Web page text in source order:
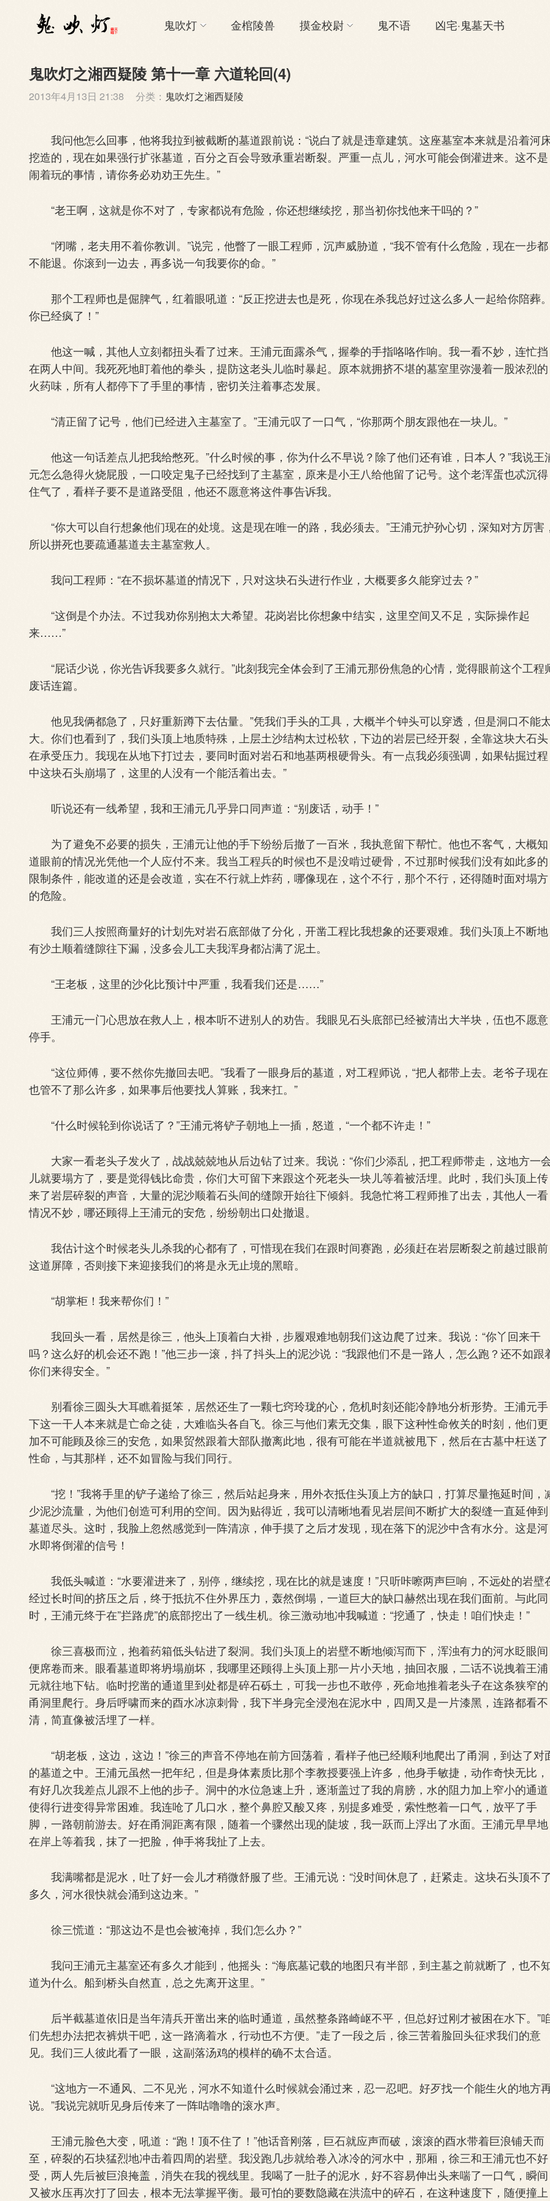
鬼吹灯 金棺陵兽 摸金校尉 鬼不语 凶宅·鬼墓天书
鬼吹灯之湘西疑陵 第十一章 六道轮回(4)
2013年4月13日 21:38 分类： 鬼吹灯之湘西疑陵
我问他怎么回事，他将我拉到被截断的墓道跟前说：“说白了就是违章建筑。这座墓室本来就是沿着河
挖造的，现在如果强行扩张墓道，百分之百会导致承重岩断裂。严重一点儿，河水可能会倒灌进来。这不是
闹着玩的事情，请你务必劝劝王先生。”
“老王啊，这就是你不对了，专家都说有危险，你还想继续挖，那当初你找他来干吗的？”
“闭嘴，老夫用不着你教训。”说完，他瞥了一眼工程师，沉声威胁道，“我不管有什么危险，现在一步都
不能退。你滚到一边去，再多说一句我要你的命。”
那个工程师也是倔脾气，红着眼吼道：“反正挖进去也是死，你现在杀我总好过这么多人一起给你陪葬
你已经疯了！”
他这一喊，其他人立刻都扭头看了过来。王浦元面露杀气，握拳的手指咯咯作响。我一看不妙，连忙挡
在两人中间。我死死地盯着他的拳头，提防这老头儿临时暴起。原本就拥挤不堪的墓室里弥漫着一股浓烈的
火药味，所有人都停下了手里的事情，密切关注着事态发展。
“清正留了记号，他们已经进入主墓室了。”王浦元叹了一口气，“你那两个朋友跟他在一块儿。”
他这一句话差点儿把我给憋死。”什么时候的事，你为什么不早说？除了他们还有谁，日本人？”我说王
元怎么急得火烧屁股，一口咬定鬼子已经找到了主墓室，原来是小王八给他留了记号。这个老浑蛋也忒沉得
住气了，看样子要不是道路受阻，他还不愿意将这件事告诉我。
“你大可以自行想象他们现在的处境。这是现在唯一的路，我必须去。”王浦元护孙心切，深知对方厉害
所以拼死也要疏通墓道去主墓室救人。
我问工程师：“在不损坏墓道的情况下，只对这块石头进行作业，大概要多久能穿过去？”
“这倒是个办法。不过我劝你别抱太大希望。花岗岩比你想象中结实，这里空间又不足，实际操作起
来……”
“屁话少说，你光告诉我要多久就行。”此刻我完全体会到了王浦元那份焦急的心情，觉得眼前这个工程
废话连篇。
他见我俩都急了，只好重新蹲下去估量。”凭我们手头的工具，大概半个钟头可以穿透，但是洞口不能
大。你们也看到了，我们头顶上地质特殊，上层土沙结构太过松软，下边的岩层已经开裂，全靠这块大石头
在承受压力。我现在从地下打过去，要同时面对岩石和地基两根硬骨头。有一点我必须强调，如果钻掘过程
中这块石头崩塌了，这里的人没有一个能活着出去。”
听说还有一线希望，我和王浦元几乎异口同声道：“别废话，动手！”
为了避免不必要的损失，王浦元让他的手下纷纷后撤了一百米，我执意留下帮忙。他也不客气，大概知
道眼前的情况光凭他一个人应付不来。我当工程兵的时候也不是没啃过硬骨，不过那时候我们没有如此多的
限制条件，能改道的还是会改道，实在不行就上炸药，哪像现在，这个不行，那个不行，还得随时面对塌方
的危险。
我们三人按照商量好的计划先对岩石底部做了分化，开凿工程比我想象的还要艰难。我们头顶上不断地
有沙土顺着缝隙往下漏，没多会儿工夫我浑身都沾满了泥土。
“王老板，这里的沙化比预计中严重，我看我们还是……”
王浦元一门心思放在救人上，根本听不进别人的劝告。我眼见石头底部已经被清出大半块，伍也不愿意
停手。
“这位师傅，要不然你先撤回去吧。”我看了一眼身后的墓道，对工程师说，“把人都带上去。老爷子现在
也管不了那么许多，如果事后他要找人算账，我来扛。”
“什么时候轮到你说话了？”王浦元将铲子朝地上一插，怒道，“一个都不许走！”
大家一看老头子发火了，战战兢兢地从后边钻了过来。我说：“你们少添乱，把工程师带走，这地方一
儿就要塌方了，要是觉得钱比命贵，你们大可留下来跟这个死老头一块儿等着被活埋。此时，我们头顶上传
来了岩层碎裂的声音，大量的泥沙顺着石头间的缝隙开始往下倾斜。我急忙将工程师推了出去，其他人一看
情况不妙，哪还顾得上王浦元的安危，纷纷朝出口处撤退。
我估计这个时候老头儿杀我的心都有了，可惜现在我们在跟时间赛跑，必须赶在岩层断裂之前越过眼前
这道屏障，否则接下来迎接我们的将是永无止境的黑暗。
“胡掌柜！我来帮你们！”
我回头一看，居然是徐三，他头上顶着白大褂，步履艰难地朝我们这边爬了过来。我说：“你丫回来干
吗？这么好的机会还不跑！”他三步一滚，抖了抖头上的泥沙说：“我跟他们不是一路人，怎么跑？还不如跟
你们来得安全。”
别看徐三圆头大耳瞧着挺笨，居然还生了一颗七窍玲珑的心，危机时刻还能冷静地分析形势。王浦元手
下这一干人本来就是亡命之徒，大难临头各自飞。徐三与他们素无交集，眼下这种性命攸关的时刻，他们更
加不可能顾及徐三的安危，如果贸然跟着大部队撤离此地，很有可能在半道就被甩下，然后在古墓中枉送了
性命，与其那样，还不如冒险与我们同行。
“挖！”我将手里的铲子递给了徐三，然后站起身来，用外衣抵住头顶上方的缺口，打算尽量拖延时间，
少泥沙流量，为他们创造可利用的空间。因为贴得近，我可以清晰地看见岩层间不断扩大的裂缝一直延伸到
墓道尽头。这时，我脸上忽然感觉到一阵清凉，伸手摸了之后才发现，现在落下的泥沙中含有水分。这是河
水即将倒灌的信号！
我低头喊道：“水要灌进来了，别停，继续挖，现在比的就是速度！”只听咔嚓两声巨响，不远处的岩壁
经过长时间的挤压之后，终于抵抗不住外界压力，轰然倒塌，一道巨大的缺口赫然出现在我们面前。与此同
时，王浦元终于在”拦路虎”的底部挖出了一线生机。徐三激动地冲我喊道：“挖通了，快走！咱们快走！”
徐三喜极而泣，抱着药箱低头钻进了裂洞。我们头顶上的岩壁不断地倾泻而下，浑浊有力的河水眨眼间
便席卷而来。眼看墓道即将坍塌崩坏，我哪里还顾得上头顶上那一片小天地，抽回衣服，二话不说拽着王浦
元就往地下钻。临时挖凿的通道里到处都是碎石砾土，可我一步也不敢停，死命地推着老头子在这条狭窄的
甬洞里爬行。身后呼啸而来的酉水冰凉刺骨，我下半身完全浸泡在泥水中，四周又是一片漆黑，连路都看不
清，简直像被活埋了一样。
“胡老板，这边，这边！”徐三的声音不停地在前方回荡着，看样子他已经顺利地爬出了甬洞，到达了对
的墓道之中。王浦元虽然一把年纪，但是身体素质比那个李教授要强上许多，他身手敏捷，动作奇快无比，
有好几次我差点儿跟不上他的步子。洞中的水位急速上升，逐渐盖过了我的肩膀，水的阻力加上窄小的通道
使得行进变得异常困难。我连呛了几口水，整个鼻腔又酸又疼，别提多难受，索性憋着一口气，放平了手
脚，一路朝前游去。好在甬洞距离有限，随着一个骤然出现的陡坡，我一跃而上浮出了水面。王浦元早早地
在岸上等着我，抹了一把脸，伸手将我扯了上去。
我满嘴都是泥水，吐了好一会儿才稍微舒服了些。王浦元说：“没时间休息了，赶紧走。这块石头顶不
多久，河水很快就会涌到这边来。”
徐三慌道：“那这边不是也会被淹掉，我们怎么办？”
我问王浦元主墓室还有多久才能到，他摇头：“海底墓记载的地图只有半部，到主墓之前就断了，也不
道为什么。船到桥头自然直，总之先离开这里。”
后半截墓道依旧是当年清兵开凿出来的临时通道，虽然整条路崎岖不平，但总好过刚才被困在水下。”
们先想办法把衣裤烘干吧，这一路滴着水，行动也不方便。”走了一段之后，徐三苦着脸回头征求我们的意
见。我们三人彼此看了一眼，这副落汤鸡的模样的确不太合适。
“这地方一不通风、二不见光，河水不知道什么时候就会涌过来，忍一忍吧。好歹找一个能生火的地方
说。”我说完就听见身后传来了一阵咕噜噜的滚水声。
王浦元脸色大变，吼道：“跑！顶不住了！”他话音刚落，巨石就应声而破，滚滚的酉水带着巨浪铺天而
至，碎裂的石块猛烈地冲击着四周的岩壁。我没跑几步就给卷入冰冷的河水中，那厢，徐三和王浦元也不好
受，两人先后被巨浪掩盖，消失在我的视线里。我喝了一肚子的泥水，好不容易伸出头来喘了一口气，瞬间
又被水压再次打了回去，根本无法掌握平衡。最可怕的要数隐藏在洪流中的碎石，在这种速度下，随便撞上